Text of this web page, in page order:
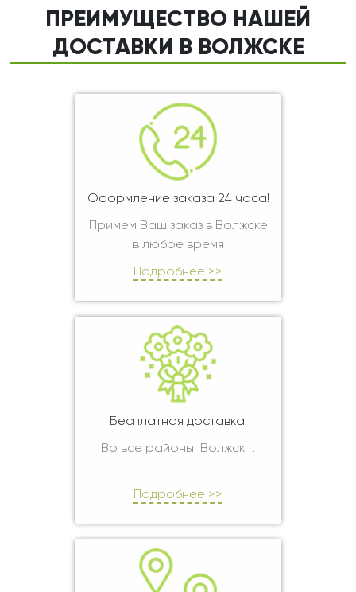
ПРЕИМУЩЕСТВО НАШЕЙ
ДОСТАВКИ В ВОЛЖСКЕ
Оформление заказа 24 часа!
Примем Ваш заказ в Волжске
в любое время
Подробнее >>
Бесплатная доставка!
Во все районы Волжск г.
Подробнее >>